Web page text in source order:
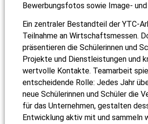
Bewerbungsfotos sowie Image-
Ein zentraler Bestandteil der YTC-
Teilnahme an Wirtschaftsmessen.
präsentieren die Schülerinnen und
Projekte und Dienstleistungen und
wertvolle Kontakte. Teamarbeit
entscheidende Rolle: Jedes Jahr
neue Schülerinnen und Schüler die
für das Unternehmen, gestalten
Entwicklung aktiv mit und sammeln